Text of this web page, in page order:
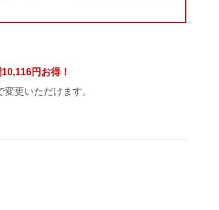
10,116円 お得！
更いただけます。